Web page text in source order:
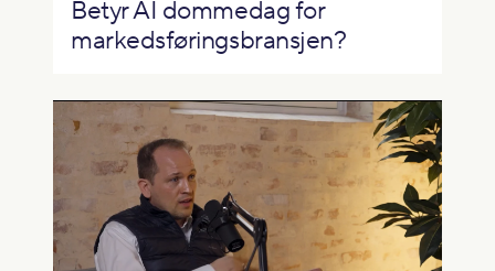
Betyr AI dommedag for
markedsføringsbransjen?